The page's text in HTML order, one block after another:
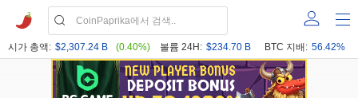
시가 총액: $2,307.24 B (0.40%) 볼륨 24H: $234.70 B BTC 지배: 56.42%